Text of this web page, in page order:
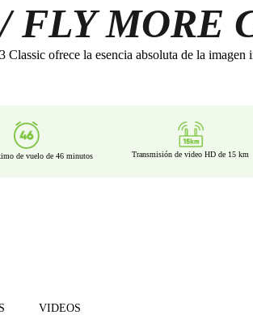
/ FLY MORE
ofrece la esencia absoluta de la
de vuelo de 46 minutos Transmisión de video HD de 15 km
VIDEOS